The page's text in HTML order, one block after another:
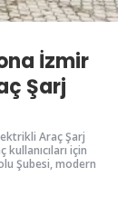
İzmir
Şarj
Araç Şarj
için
Şubesi, modern